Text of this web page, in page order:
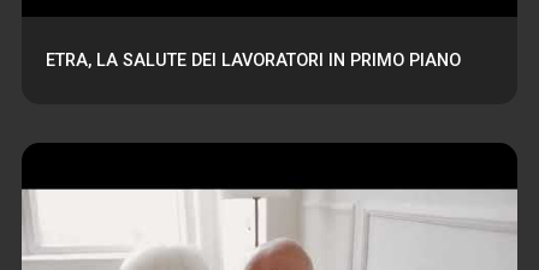
ETRA, LA SALUTE DEI LAVORATORI IN PRIMO PIANO